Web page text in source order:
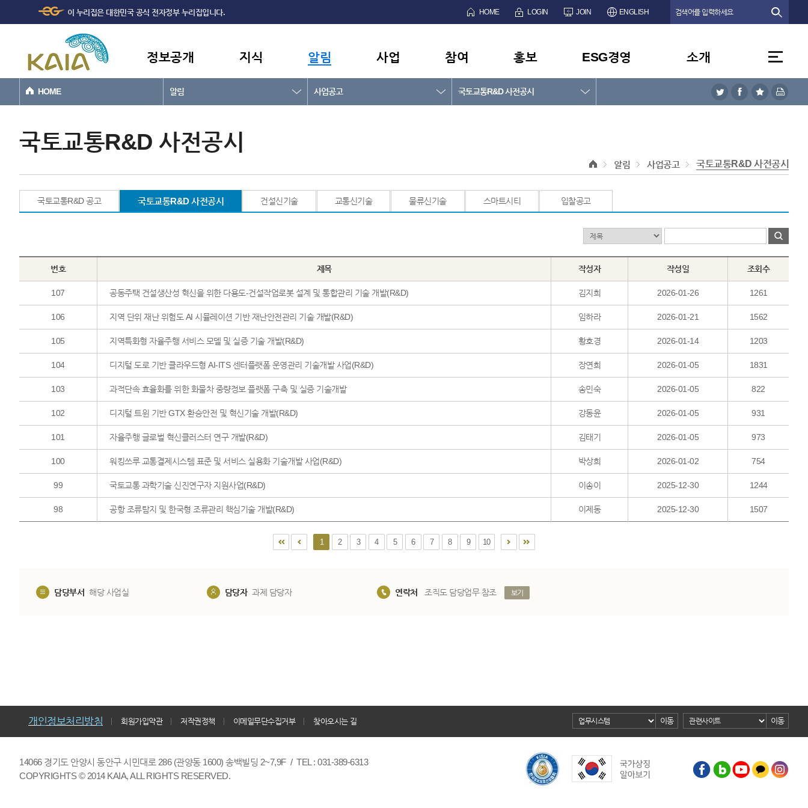
본문바로가기
이 누리집은 대한민국 공식 전자정부 누리집입니다. HOME LOGIN JOIN ENGLISH
정보공개 지식 알림 사업 참여 홍보 ESG경영 소개
HOME 알림 사업공고 국토교통R&D 사전공시
국토교통R&D 사전공시
알림 사업공고 국토교통R&D 사전공시
국토교통R&D 공고 국토교통R&D 사전공시 건설신기술 교통신기술 물류신기술 스마트시티 입찰공고
번호 제목 작성자 작성일 조회수
107 공동주택 건설생산성 혁신을 위한 다용도-건설작업로봇 설계 및 통합관리 기술 개발(R&D) 김지희 2026-01-26 1261
106 지역 단위 재난 위험도 AI 시뮬레이션 기반 재난안전관리 기술 개발(R&D) 임하라 2026-01-21 1562
105 지역특화형 자율주행 서비스 모델 및 실증 기술 개발(R&D) 황호경 2026-01-14 1203
104 디지털 도로 기반 클라우드형 AI-ITS 센터플랫폼 운영관리 기술개발 사업(R&D) 장연희 2026-01-05 1831
103 과적단속 효율화를 위한 화물차 중량정보 플랫폼 구축 및 실증 기술개발 송민숙 2026-01-05 822
102 디지털 트윈 기반 GTX 환승안전 및 혁신기술 개발(R&D) 강동윤 2026-01-05 931
101 자율주행 글로벌 혁신클러스터 연구 개발(R&D) 김태기 2026-01-05 973
100 워킹쓰루 교통결제시스템 표준 및 서비스 실용화 기술개발 사업(R&D) 박상희 2026-01-02 754
99 국토교통 과학기술 신진연구자 지원사업(R&D) 이송이 2025-12-30 1244
98 공항 조류탐지 및 한국형 조류관리 핵심기술 개발(R&D) 이제동 2025-12-30 1507
1 2 3 4 5 6 7 8 9 10
담당부서 해당 사업실 담당자 과제 담당자 연락처 조직도 담당업무 참조 보기
개인정보처리방침 회원가입약관 저작권정책 이메일무단수집거부 찾아오시는 길 이동 이동
14066 경기도 안양시 동안구 시민대로 286 (관양동 1600) 송백빌딩 2~7,9F / TEL : 031-389-6313
COPYRIGHTS © 2014 KAIA, ALL RIGHTS RESERVED.